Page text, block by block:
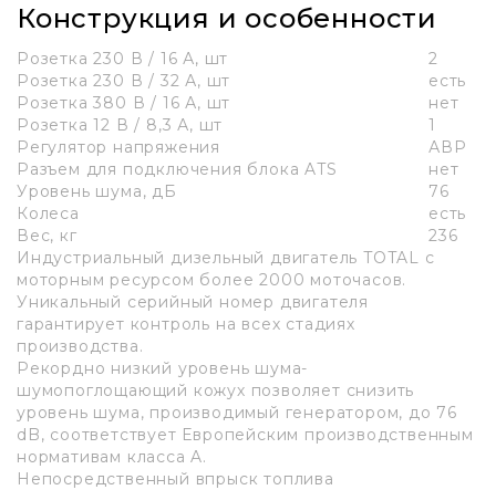
Конструкция и особенности
Розетка 230 В / 16 А, шт
2
Розетка 230 В / 32 А, шт
есть
Розетка 380 В / 16 А, шт
нет
Розетка 12 В / 8,3 А, шт
1
Регулятор напряжения
АВР
Разъем для подключения блока ATS
нет
Уровень шума, дБ
76
Колеса
есть
Вес, кг
236
Индустриальный дизельный двигатель TOTAL с
моторным ресурсом более 2000 моточасов.
Уникальный серийный номер двигателя
гарантирует контроль на всех стадиях
производства.
Рекордно низкий уровень шума-
шумопоглощающий кожух позволяет снизить
уровень шума, производимый генератором, до 76
dB, соответствует Европейским производственным
нормативам класса A.
Непосредственный впрыск топлива